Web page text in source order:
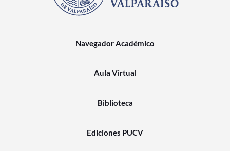
Navegador Académico
Aula Virtual
Biblioteca
Ediciones PUCV